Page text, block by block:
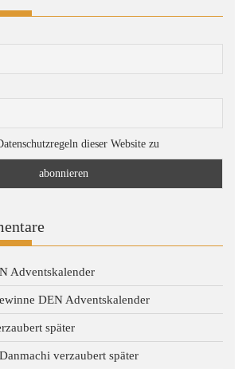
dieser Website zu
Adventskalender
DEN Adventskalender
später
Danmachi verzaubert später